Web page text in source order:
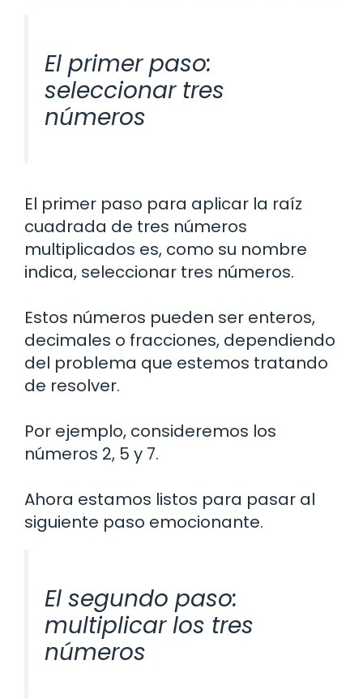
El primer paso:
seleccionar tres
números
El primer paso para aplicar la raíz
cuadrada de tres números
multiplicados es, como su nombre
indica, seleccionar tres números.
Estos números pueden ser enteros,
decimales o fracciones, dependiendo
del problema que estemos tratando
de resolver.
Por ejemplo, consideremos los
números 2, 5 y 7.
Ahora estamos listos para pasar al
siguiente paso emocionante.
El segundo paso:
multiplicar los tres
números